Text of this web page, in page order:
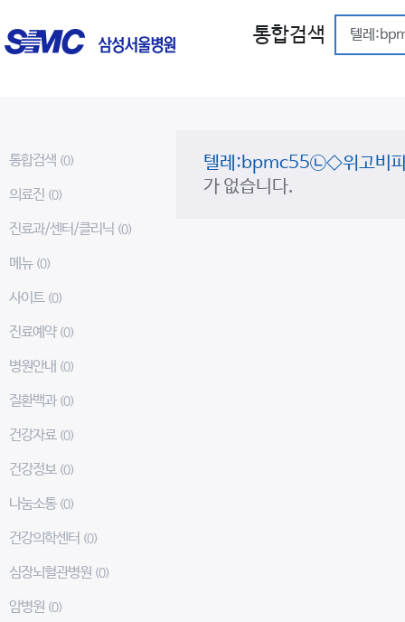
통합검색
통합검색 (0)
의료진 (0)
진료과/센터/클리닉 (0)
메뉴 (0)
사이트 (0)
진료예약 (0)
병원안내 (0)
질환백과 (0)
건강자료 (0)
건강정보 (0)
나눔소통 (0)
건강의학센터 (0)
심장뇌혈관병원 (0)
암병원 (0)
텔레:bpmc55㉡◇위고비
가 없습니다.